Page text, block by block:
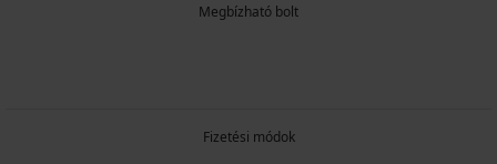
Megbízható bolt
Fizetési módok